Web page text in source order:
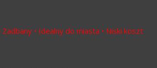
Zadbany • Idealny do miasta • Niski koszt